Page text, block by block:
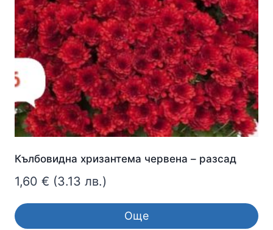
Кълбовидна хризантема червена – разсад
1,60 € (3.13 лв.)
Още